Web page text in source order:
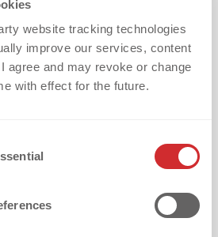
website tracking technologies
improve our services, content
agree and may revoke or change
with effect for the future.
dimostra come un brand
trasformare la
in un’opportunità.
tu.
di un logo per il
taglia o di una patch di